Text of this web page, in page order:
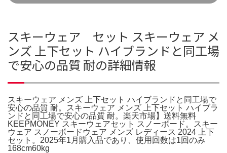
スキーウェア セット スキーウェア メ
ンズ 上下セット ハイブランドと同工場
で安心の品質 耐の詳細情報
スキーウェア メンズ 上下セット ハイブランドと同工場で
安心の品質 耐。スキーウェア メンズ 上下セット ハイブラ
ンドと同工場で安心の品質 耐。楽天市場】送料無料
KEEPMONEY スキーウェアセット スノーボード。スキー
ウェア スノーボードウェア メンズ レディース 2024 上下
セット。2025年1月購入品であり、使用回数は1回のみ
168cm60kg